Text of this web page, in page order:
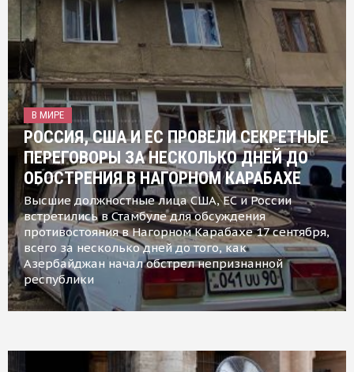
В МИРЕ
РОССИЯ, США И ЕС ПРОВЕЛИ СЕКРЕТНЫЕ
ПЕРЕГОВОРЫ ЗА НЕСКОЛЬКО ДНЕЙ ДО
ОБОСТРЕНИЯ В НАГОРНОМ КАРАБАХЕ
Высшие должностные лица США, ЕС и России
встретились в Стамбуле для обсуждения
противостояния в Нагорном Карабахе 17 сентября,
всего за несколько дней до того, как
Азербайджан начал обстрел непризнанной
республики